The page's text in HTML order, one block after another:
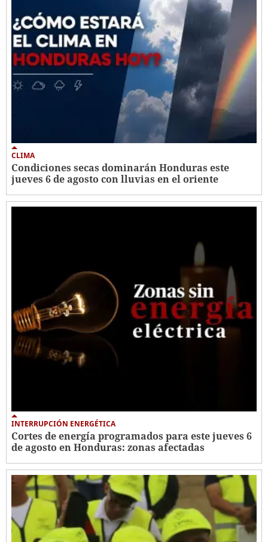
CLIMA
Condiciones secas dominarán Honduras este
jueves 6 de agosto con lluvias en el oriente
INTERRUPCIÓN ENERGÉTICA
Cortes de energía programados para este jueves 6
de agosto en Honduras: zonas afectadas